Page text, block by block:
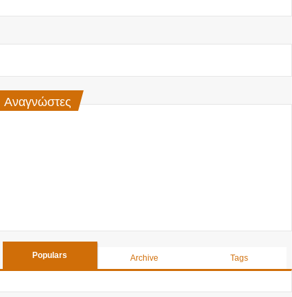
Αναγνώστες
Populars Archive Tags